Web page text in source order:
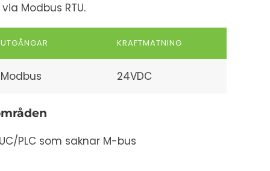
Modbus RTU.
UTGÅNGAR KRAFTMATNING
Modbus 24VDC
PLC som saknar M-bus